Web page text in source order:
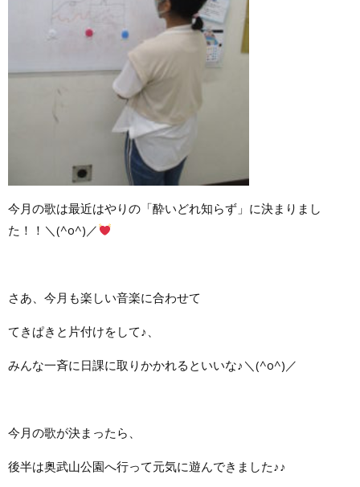
今月の歌は最近はやりの「酔いどれ知らず」に決まりまし
た！！＼(^o^)／
さあ、今月も楽しい音楽に合わせて
てきぱきと片付けをして♪、
みんな一斉に日課に取りかかれるといいな♪＼(^o^)／
今月の歌が決まったら、
後半は奥武山公園へ行って元気に遊んできました♪♪